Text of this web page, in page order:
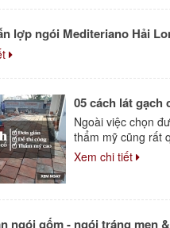
lợp ngói Mediteriano Hải
05 cách lát gạch
Ngoài việc chọn
thẩm mỹ cũng rất
Xem chi tiết
ngói gốm - ngói tráng men